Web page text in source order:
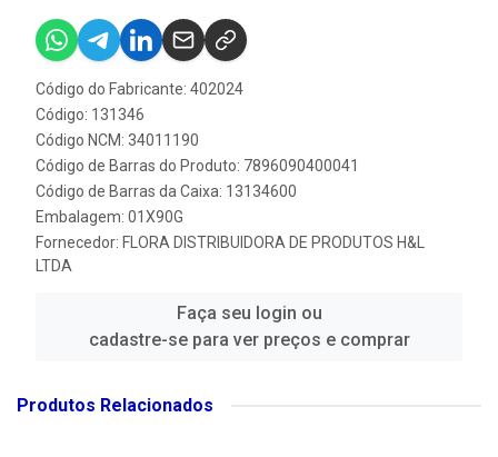
Código do Fabricante: 402024
Código: 131346
Código NCM: 34011190
Código de Barras do Produto: 7896090400041
Código de Barras da Caixa: 13134600
Embalagem: 01X90G
Fornecedor: FLORA DISTRIBUIDORA DE PRODUTOS H&L
LTDA
Faça seu login ou
cadastre-se para ver preços e comprar
Produtos Relacionados